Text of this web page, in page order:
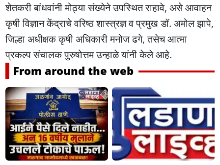
शेतकरी बांधवांनी मोठ्या संख्येने उपस्थित राहावे, असे आवाहन
कृषी विज्ञान केंद्राचे वरिष्ठ शास्त्रज्ञ व प्रमुख डॉ. अमोल झापे,
जिल्हा अधीक्षक कृषी अधिकारी मनोज ढगे, तसेच आत्मा
प्रकल्प संचालक पुरुषोत्तम उन्हाळे यांनी केले आहे.
From around the web